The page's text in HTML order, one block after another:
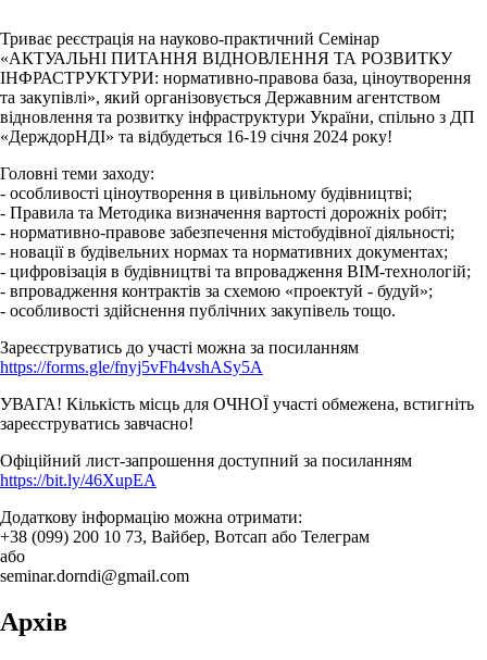
Триває реєстрація на науково-практичний Семінар
«АКТУАЛЬНІ ПИТАННЯ ВІДНОВЛЕННЯ ТА РОЗВИТКУ
ІНФРАСТРУКТУРИ: нормативно-правова база, ціноутворення
та закупівлі», який організовується Державним агентством
відновлення та розвитку інфраструктури України, спільно з ДП
«ДерждорНДІ» та відбудеться 16-19 січня 2024 року!
Головні теми заходу:
- особливості ціноутворення в цивільному будівництві;
- Правила та Методика визначення вартості дорожніх робіт;
- нормативно-правове забезпечення містобудівної діяльності;
- новації в будівельних нормах та нормативних документах;
- цифровізація в будівництві та впровадження BIM-технологій;
- впровадження контрактів за схемою «проектуй - будуй»;
- особливості здійснення публічних закупівель тощо.
Зареєструватись до участі можна за посиланням
https://forms.gle/fnyj5vFh4vshASy5A
УВАГА! Кількість місць для ОЧНОЇ участі обмежена, встигніть
зареєструватись завчасно!
Офіційний лист-запрошення доступний за посиланням
https://bit.ly/46XupEA
Додаткову інформацію можна отримати:
+38 (099) 200 10 73, Вайбер, Вотсап або Телеграм
або
seminar.dorndi@gmail.com
Архів